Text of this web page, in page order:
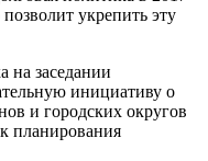
укрепить эту
на заседании
инициативу о
и городских округов
планирования